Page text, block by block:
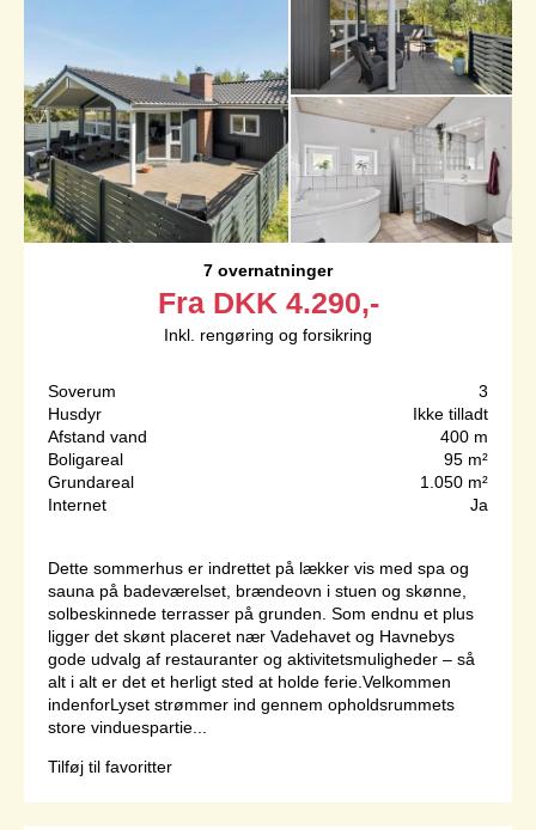
7 overnatninger
Fra DKK 4.290,-
Inkl. rengøring og forsikring
Soverum
3
Husdyr
Ikke tilladt
Afstand vand
400 m
Boligareal
95 m²
Grundareal
1.050 m²
Internet
Ja
Dette sommerhus er indrettet på lækker vis med spa og
sauna på badeværelset, brændeovn i stuen og skønne,
solbeskinnede terrasser på grunden. Som endnu et plus
ligger det skønt placeret nær Vadehavet og Havnebys
gode udvalg af restauranter og aktivitetsmuligheder – så
alt i alt er det et herligt sted at holde ferie.Velkommen
indenforLyset strømmer ind gennem opholdsrummets
store vinduespartie...
Tilføj til favoritter